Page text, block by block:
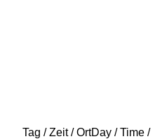
Tag / Zeit / OrtDay / Time /